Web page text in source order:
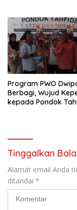
Program PWO
Berbagi, Wujud
kepada Pondok
Tinggalkan
Alamat email Anda
ditandai *